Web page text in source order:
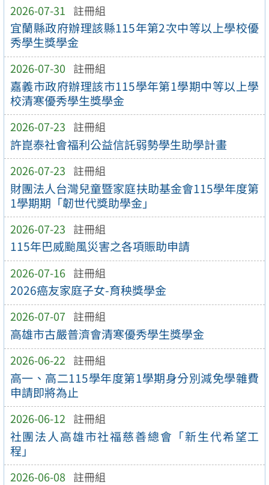
2026-07-31 註冊組
宜蘭縣政府辦理該縣115年第2次中等以上學校優
秀學生獎學金
2026-07-30 註冊組
嘉義市政府辦理該市115學年第1學期中等以上學
校清寒優秀學生獎學金
2026-07-23 註冊組
許崑泰社會福利公益信託弱勢學生助學計畫
2026-07-23 註冊組
財團法人台灣兒童暨家庭扶助基金會115學年度第
1學期期「韌世代獎助學金」
2026-07-23 註冊組
115年巴威颱風災害之各項賑助申請
2026-07-16 註冊組
2026癌友家庭子女-育秧獎學金
2026-07-07 註冊組
高雄市古嚴普濟會清寒優秀學生獎學金
2026-06-22 註冊組
高一、高二115學年度第1學期身分別減免學雜費
申請即將為止
2026-06-12 註冊組
社團法人高雄市社福慈善總會「新生代希望工
程」
2026-06-08 註冊組